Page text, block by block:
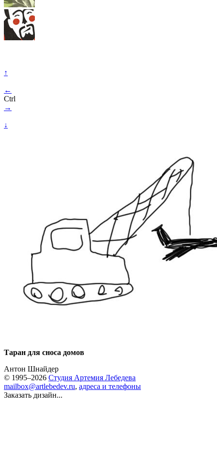
↑
←
Ctrl
→
↓
Таран для сноса домов
Антон Шнайдер
© 1995–2026 Студия Артемия Лебедева
mailbox@artlebedev.ru, адреса и телефоны
Заказать дизайн...